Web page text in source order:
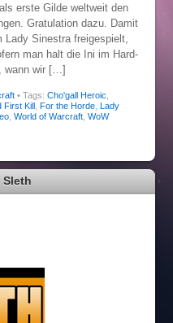
erste Gilde weltweit den
Gratulation dazu. Damit
Lady Sinestra freigespielt,
man halt die Ini im Hard-
wann wir […]
• Tags: Cho'gall Heroic
First Kill, For the Horde, Lady
, World of Warcraft, WoW
Sleth